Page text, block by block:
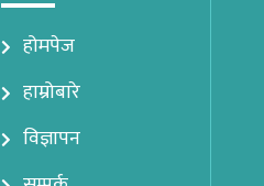
होमपेज
हाम्रोबारे
विज्ञापन